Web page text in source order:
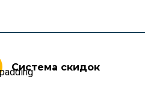
Система скидок